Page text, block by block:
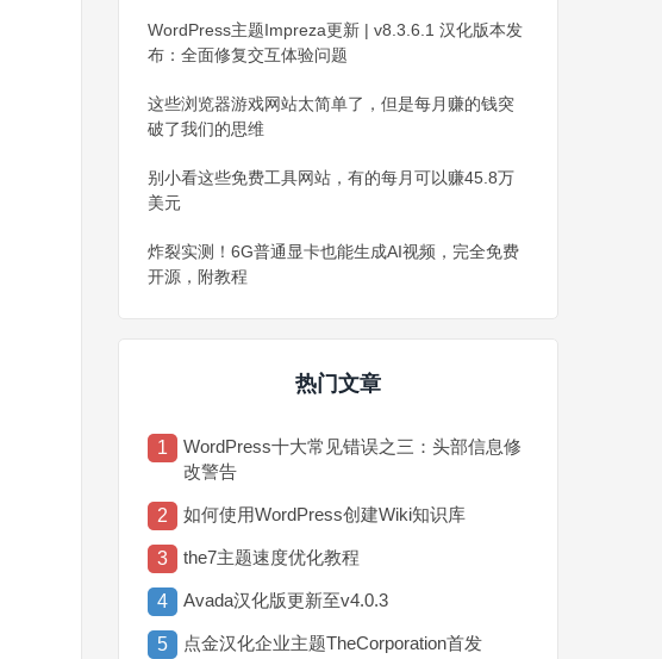
WordPress主题Impreza更新 | v8.3.6.1 汉化版本发
布：全面修复交互体验问题
这些浏览器游戏网站太简单了，但是每月赚的钱突
破了我们的思维
别小看这些免费工具网站，有的每月可以赚45.8万
美元
炸裂实测！6G普通显卡也能生成AI视频，完全免费
开源，附教程
热门文章
1
WordPress十大常见错误之三：头部信息修
改警告
2 如何使用WordPress创建Wiki知识库
3 the7主题速度优化教程
4 Avada汉化版更新至v4.0.3
5 点金汉化企业主题TheCorporation首发